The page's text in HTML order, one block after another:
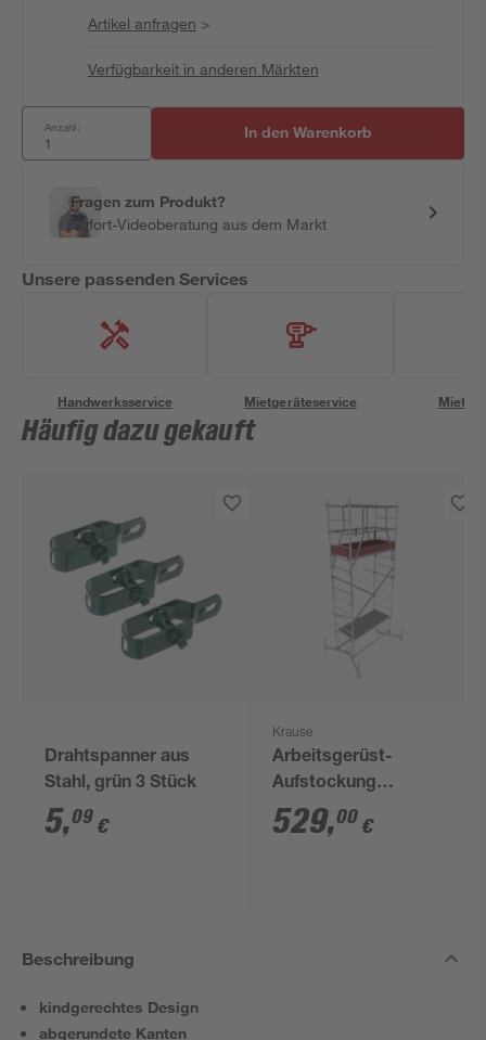
Artikel anfragen >
Verfügbarkeit in anderen Märkten
Anzahl: In den Warenkorb
Fragen zum Produkt?
Sofort-Videoberatung aus dem Markt
Unsere passenden Services
Handwerksservice Mietgeräteservice
Häufig dazu gekauft
Drahtspanner aus
Stahl, grün 3 Stück
5,09 €
Krause
Arbeitsgerüst-
Aufstockung
'ClimTec'
529,00 €
Beschreibung
kindgerechtes Design
abgerundete Kanten